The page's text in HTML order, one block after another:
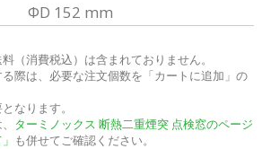
ΦD 152 mm
（消費税込）は含まれておりません。
際は、必要な注文個数を「カートに追加」の
なります。
ターミノックス 断熱二重煙突 点検窓のページ
も併せてご確認ください。